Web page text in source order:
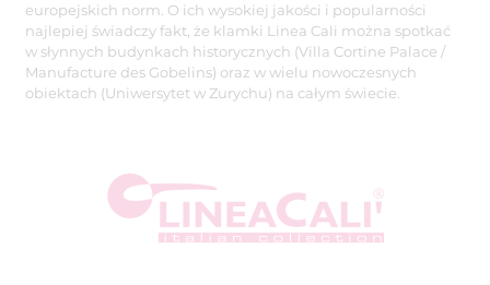
europejskich norm. O ich wysokiej jakości i popularności
najlepiej świadczy fakt, że klamki Linea Cali można spotkać
w słynnych budynkach historycznych (Villa Cortine Palace /
Manufacture des Gobelins) oraz w wielu nowoczesnych
obiektach (Uniwersytet w Zurychu) na całym świecie.